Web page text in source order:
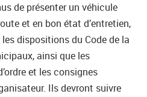
de présenter un véhicule
et en bon état d’entretien,
dispositions du Code de la
ainsi que les
et les consignes
Ils devront suivre